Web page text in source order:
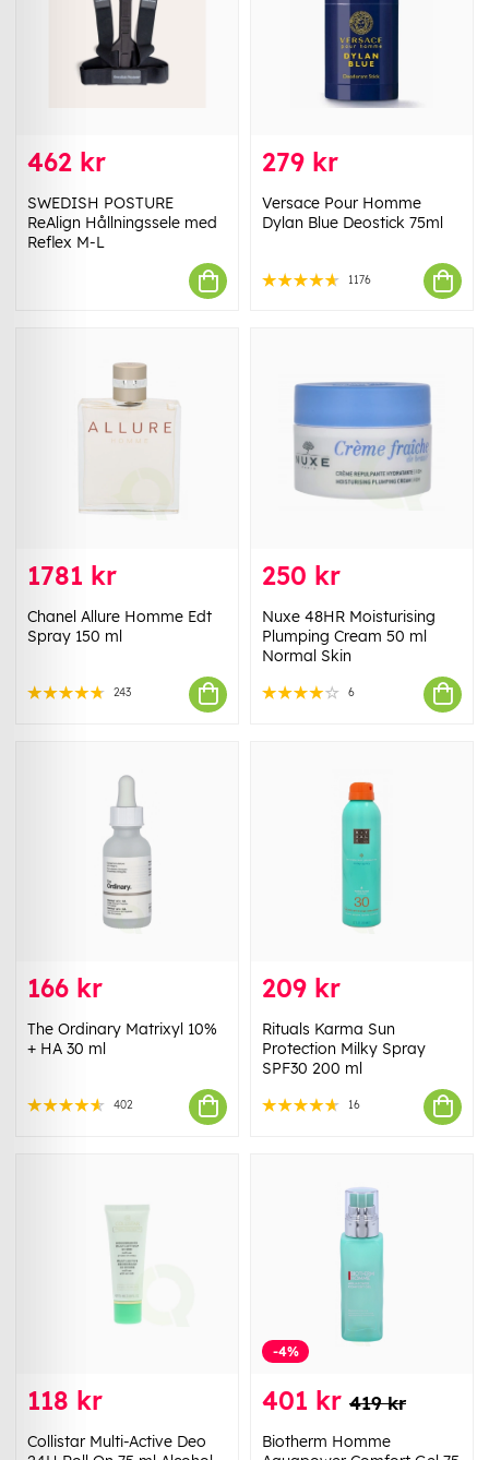
462 kr
SWEDISH POSTURE
ReAlign Hållningssele med
Reflex M-L
279 kr
Versace Pour Homme
Dylan Blue Deostick 75ml
1176
1781 kr
Chanel Allure Homme Edt
Spray 150 ml
243
250 kr
Nuxe 48HR Moisturising
Plumping Cream 50 ml
Normal Skin
6
166 kr
The Ordinary Matrixyl 10%
+ HA 30 ml
402
209 kr
Rituals Karma Sun
Protection Milky Spray
SPF30 200 ml
16
118 kr
Collistar Multi-Active Deo
-4%
401 kr 419 kr
Biotherm Homme